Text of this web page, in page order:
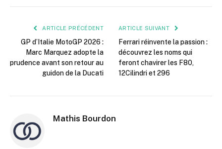
ARTICLE PRÉCÉDENT
GP d’Italie MotoGP 2026 :
Marc Marquez adopte la
prudence avant son retour au
guidon de la Ducati
ARTICLE SUIVANT
Ferrari réinvente la passion :
découvrez les noms qui
feront chavirer les F80,
12Cilindri et 296
Mathis Bourdon